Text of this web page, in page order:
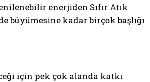
enerjiden Sıfır Atık
kadar birçok başlığı
için pek çok alanda katkı